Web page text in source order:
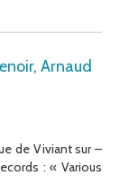
Arnaud
de Viviant sur –
: « Various